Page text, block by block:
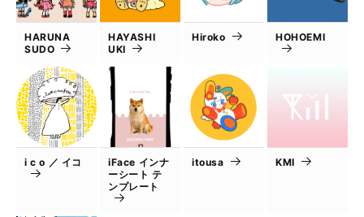
HARUNA
SUDO
HAYASHI
UKI
Hiroko HOHOEMI
i c o ／ イコ
iFace インナ
ーシート テ
ンプレート
itousa KMI